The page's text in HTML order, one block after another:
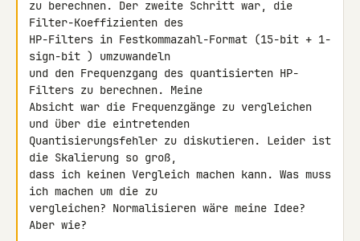
zu berechnen. Der zweite Schritt war, die
Filter-Koeffizienten des
HP-Filters in Festkommazahl-Format (15-bit + 1-
sign-bit ) umzuwandeln
und den Frequenzgang des quantisierten HP-
Filters zu berechnen. Meine
Absicht war die Frequenzgänge zu vergleichen
und über die eintretenden
Quantisierungsfehler zu diskutieren. Leider ist
die Skalierung so groß,
dass ich keinen Vergleich machen kann. Was muss
ich machen um die zu
vergleichen? Normalisieren wäre meine Idee?
Aber wie?